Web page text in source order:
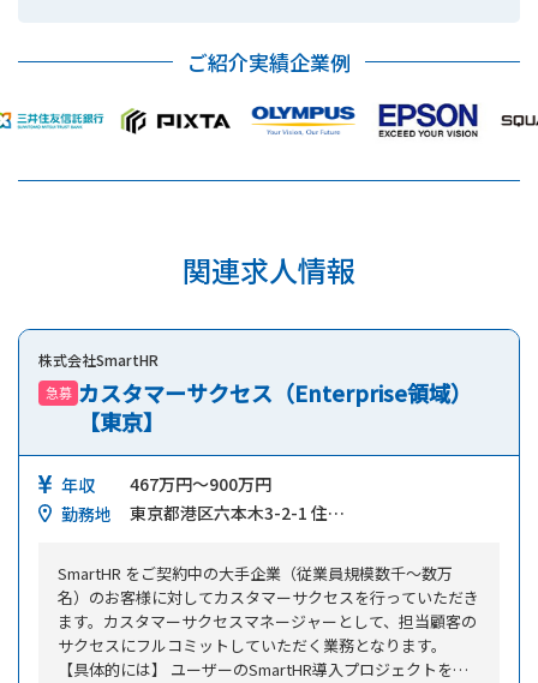
ご紹介実績企業例
関連求人情報
株式会社SmartHR
急募 カスタマーサクセス（Enterprise領域）
【東京】
年収
467万円～900万円
勤務地
東京都港区六本木3-2-1 住…
SmartHR をご契約中の大手企業（従業員規模数千～数万
名）のお客様に対してカスタマーサクセスを行っていただき
ます。カスタマーサクセスマネージャーとして、担当顧客の
サクセスにフルコミットしていただく業務となります。
【具体的には】 ユーザーのSmartHR導入プロジェクトを支